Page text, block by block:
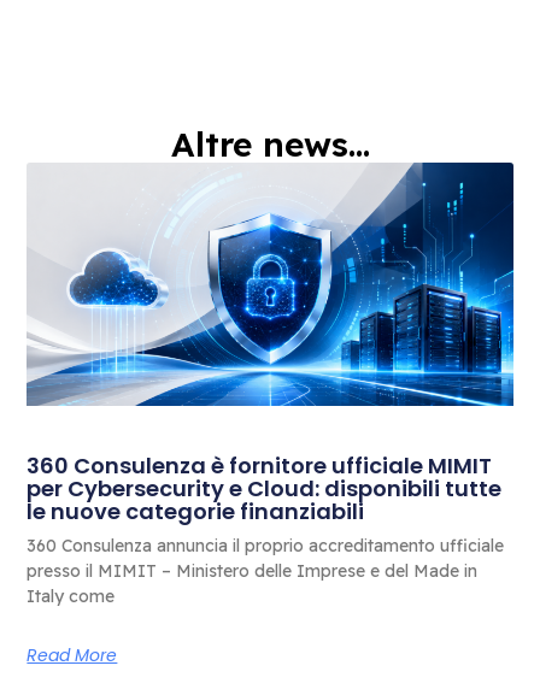
Altre news...
360 Consulenza è fornitore ufficiale MIMIT
per Cybersecurity e Cloud: disponibili tutte
le nuove categorie finanziabili
360 Consulenza annuncia il proprio accreditamento ufficiale
presso il MIMIT – Ministero delle Imprese e del Made in
Italy come
Read More